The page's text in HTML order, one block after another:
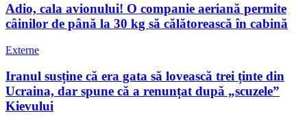
Adio, cala avionului! O companie aeriană permite
câinilor de până la 30 kg să călătorească în cabină
Externe
Iranul susține că era gata să lovească trei ținte din
Ucraina, dar spune că a renunțat după „scuzele”
Kievului